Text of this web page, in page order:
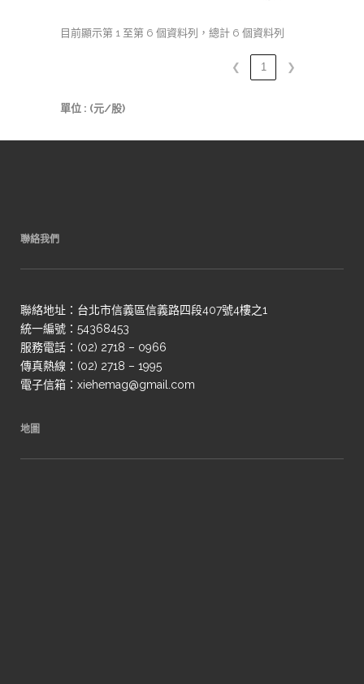
目前顯示第 1 至第 6 個資料列，總計 6 個資料列
❮ 1 ❯
單位 : (元/股)
聯絡我們
聯絡地址：台北市信義區信義路四段407號4樓之1
統一編號：54368453
服務電話：(02) 2718 – 0966
傳真熱線：(02) 2718 – 1995
電子信箱：xiehemag@gmail.com
地圖